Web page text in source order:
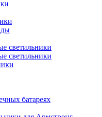
светильники
светильники
батареях